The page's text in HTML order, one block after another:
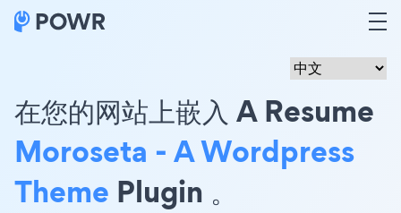
在您的网站上嵌入 A Resume
Moroseta - A Wordpress
Theme Plugin 。